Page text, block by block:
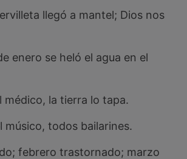
llegó a mantel; Dios nos
enero se heló el agua en el
médico, la tierra lo tapa.
músico, todos bailarines.
febrero trastornado; marzo